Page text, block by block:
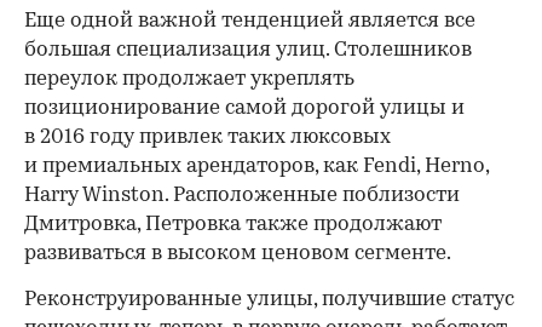
Еще одной важной тенденцией является все
большая специализация улиц. Столешников
переулок продолжает укреплять
позиционирование самой дорогой улицы и
в 2016 году привлек таких люксовых
и премиальных арендаторов, как Fendi, Herno,
Harry Winston. Расположенные поблизости
Дмитровка, Петровка также продолжают
развиваться в высоком ценовом сегменте.
Реконструированные улицы, получившие статус